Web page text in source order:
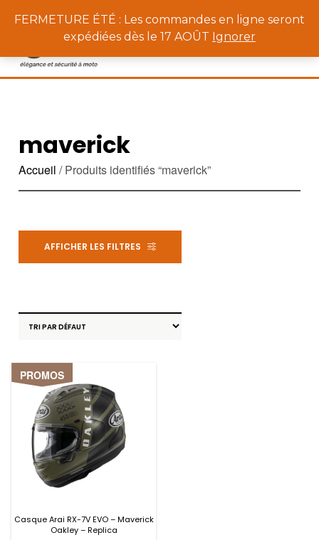
FERMETURE ÉTÉ : Les commandes en ligne seront
expédiées dès le 17 AOÛT Ignorer
maverick
Accueil / Produits identifiés “maverick”
PROMOS
Casque Arai RX-7V EVO – Maverick
Oakley – Replica